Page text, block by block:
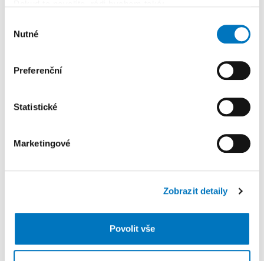
poloze, které mohou být přesné na několik metrů
skenování pro konkrétní charakteristiky (otisk prstu)
Zjistěte více o tom, jak zpracováváme vaše osobní
Svůj souhlas můžete kdykoliv změnit nebo odvolat v
K personalizaci obsahu a reklam, poskytování funkcí
sdílíme se svými partnery pro sociální média, inzerci a
získali v důsledku toho, že používáte jejich služby.
souhlasu
Nutné
Preferenční
Statistické
Marketingové
Zobrazit detaily
Povolit vše